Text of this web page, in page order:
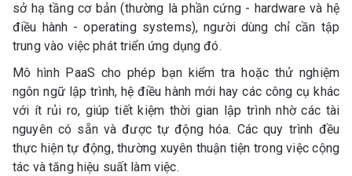
sở hạ tầng cơ bản (thường là phần cứng - hardware và hệ
điều hành - operating systems), người dùng chỉ cần tập
trung vào việc phát triển ứng dụng đó.
Mô hình PaaS cho phép bạn kiểm tra hoặc thử nghiệm
ngôn ngữ lập trình, hệ điều hành mới hay các công cụ khác
với ít rủi ro, giúp tiết kiệm thời gian lập trình nhờ các tài
nguyên có sẵn và được tự động hóa. Các quy trình đều
thực hiện tự động, thường xuyên thuận tiện trong việc cộng
tác và tăng hiệu suất làm việc.